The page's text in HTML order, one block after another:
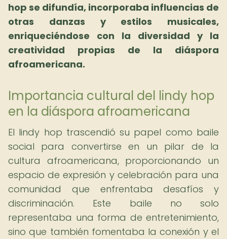
hop se difundía, incorporaba influencias de
otras danzas y estilos musicales,
enriqueciéndose con la diversidad y la
creatividad propias de la diáspora
afroamericana.
Importancia cultural del lindy hop
en la diáspora afroamericana
El lindy hop trascendió su papel como baile
social para convertirse en un pilar de la
cultura afroamericana, proporcionando un
espacio de expresión y celebración para una
comunidad que enfrentaba desafíos y
discriminación. Este baile no solo
representaba una forma de entretenimiento,
sino que también fomentaba la conexión y el